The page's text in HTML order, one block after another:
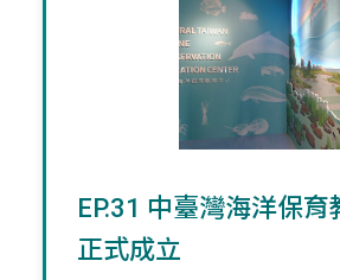
EP.31 中臺灣海洋保育
正式成立